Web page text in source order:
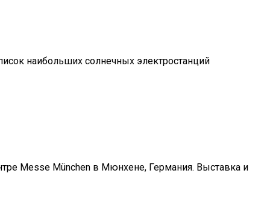
наибольших солнечных электростанций
Messe München в Мюнхене, Германия. Выставка и